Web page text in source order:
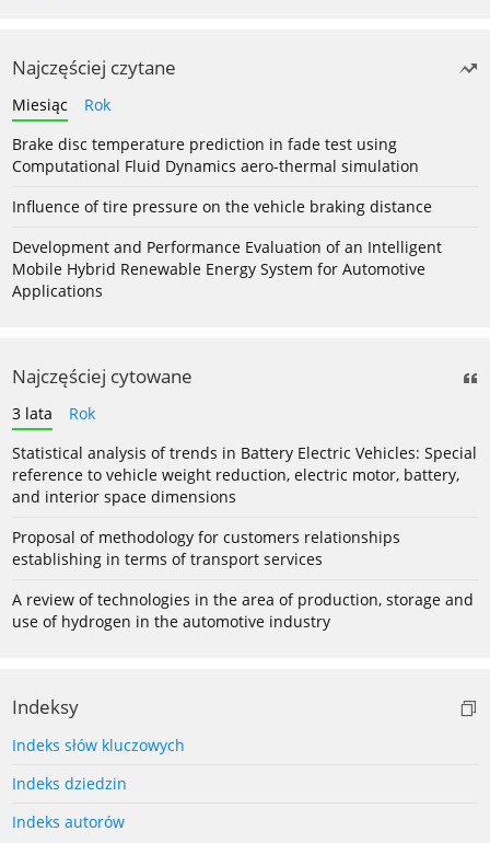
Najczęściej czytane
Miesiąc
Rok
Brake disc temperature prediction in fade test using
Computational Fluid Dynamics aero-thermal simulation
Influence of tire pressure on the vehicle braking distance
Development and Performance Evaluation of an Intelligent
Mobile Hybrid Renewable Energy System for Automotive
Applications
Najczęściej cytowane
3 lata
Rok
Statistical analysis of trends in Battery Electric Vehicles: Special
reference to vehicle weight reduction, electric motor, battery,
and interior space dimensions
Proposal of methodology for customers relationships
establishing in terms of transport services
A review of technologies in the area of production, storage and
use of hydrogen in the automotive industry
Indeksy
Indeks słów kluczowych
Indeks dziedzin
Indeks autorów